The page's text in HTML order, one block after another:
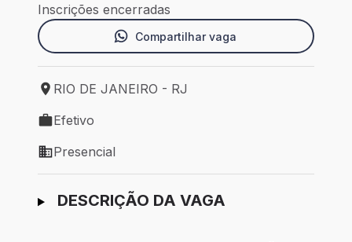
Inscrições encerradas
Compartilhar vaga
Local de trabalho: RIO DE JANEIRO - RJ
RIO DE JANEIRO - RJ
Tipo de vaga: Efetivo
Efetivo
Modelo de trabalho: Presencial
Presencial
Ir para candidatura
DESCRIÇÃO DA VAGA